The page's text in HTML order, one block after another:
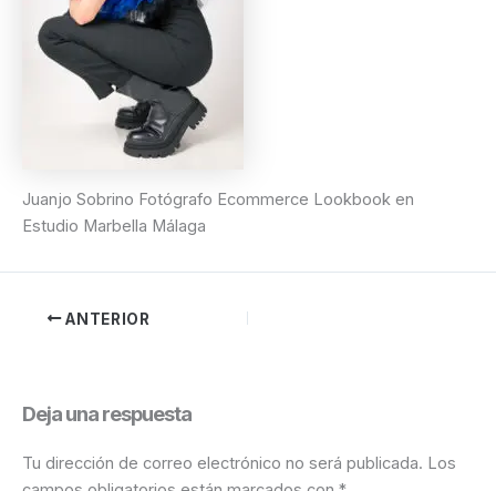
Juanjo Sobrino Fotógrafo Ecommerce Lookbook en
Estudio Marbella Málaga
ANTERIOR
Deja una respuesta
Tu dirección de correo electrónico no será publicada. Los